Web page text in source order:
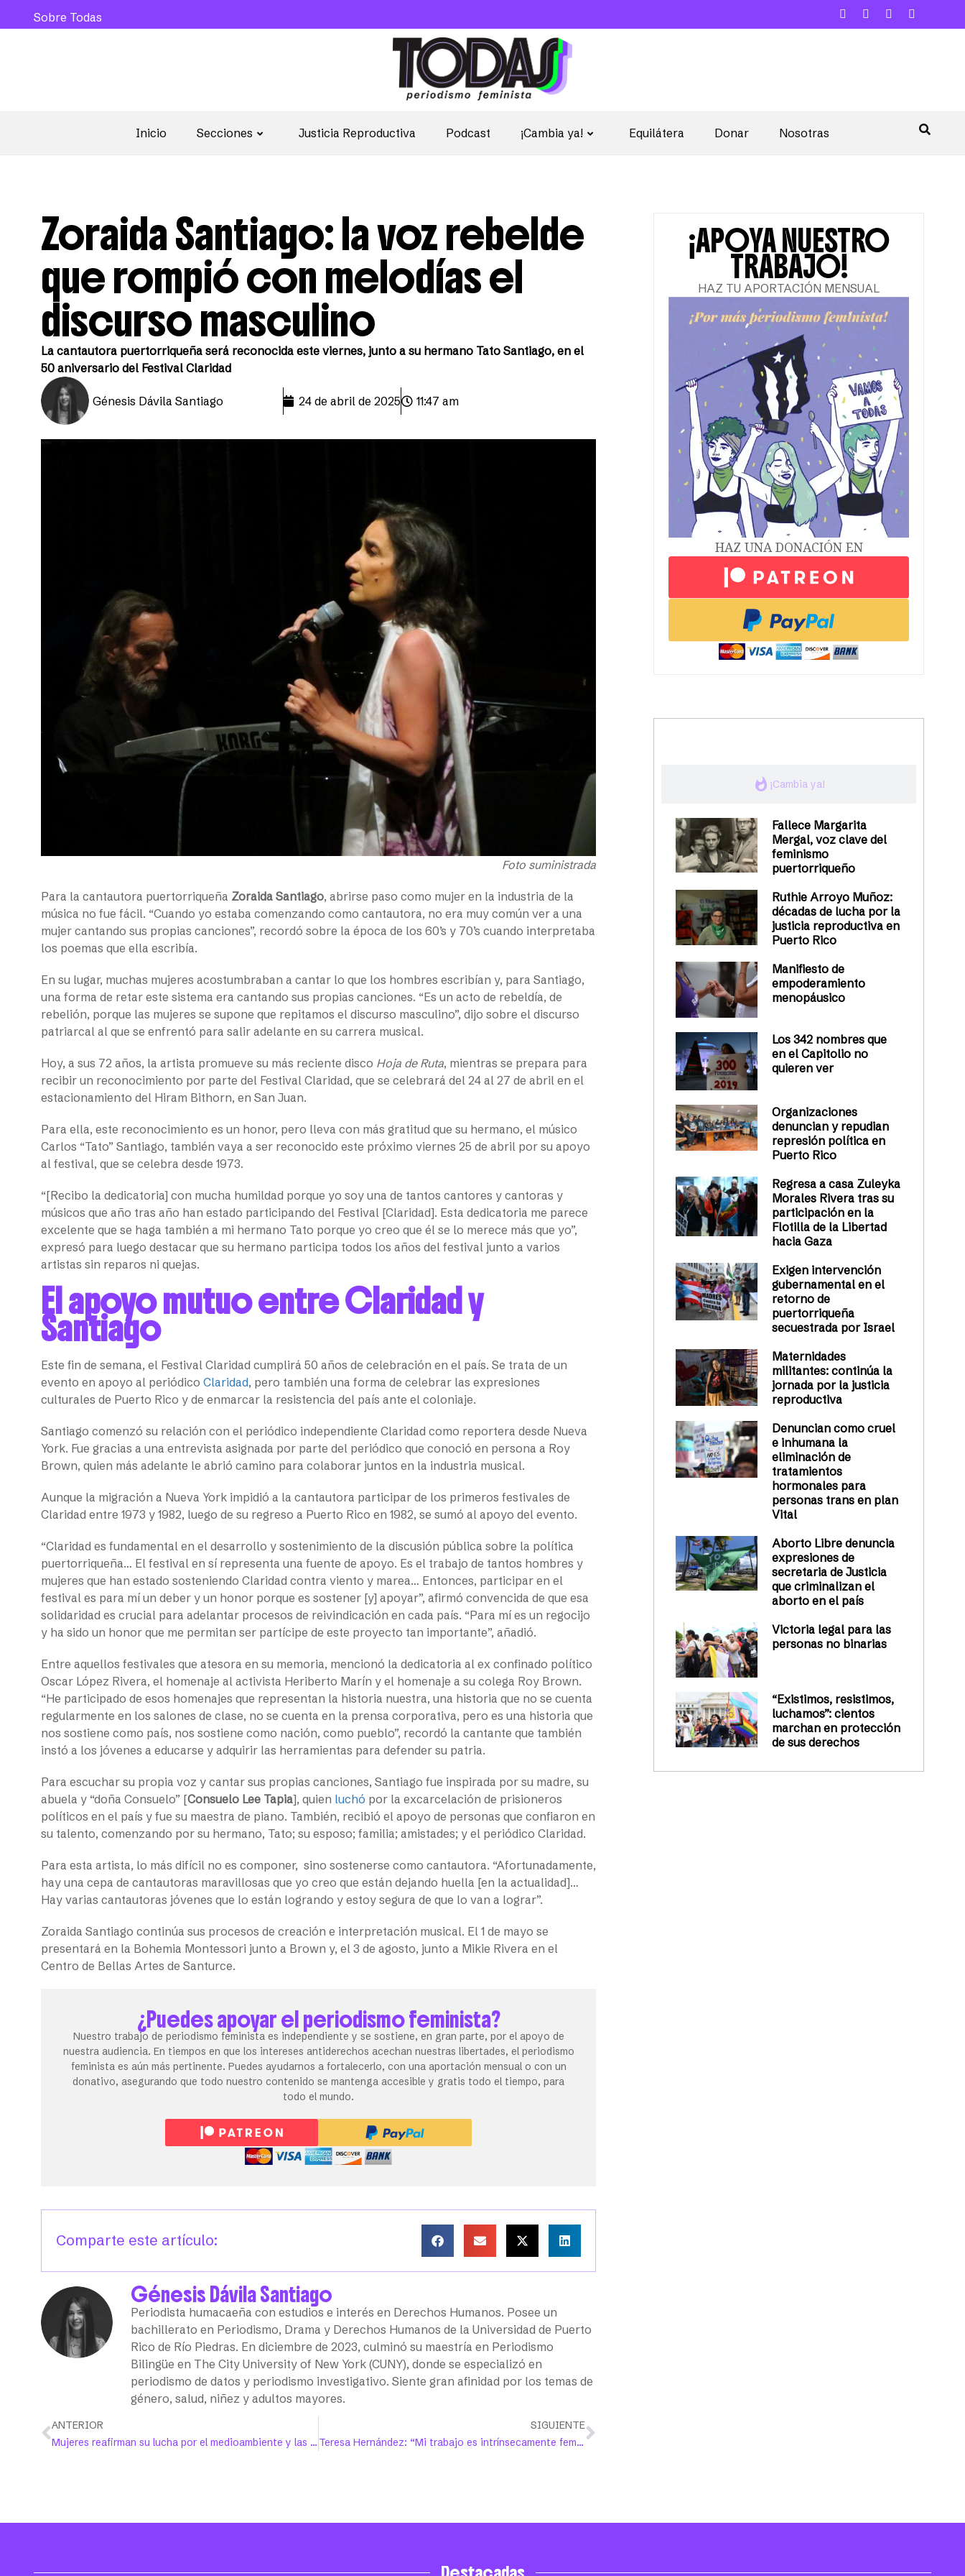
Inicio Secciones Justicia Reproductiva Podcast ¡Cambia ya! Equilátera Donar Nosotras
Sobre Todas
Zoraida Santiago: la voz rebelde
que rompió con melodías el
discurso masculino
La cantautora puertorriqueña será reconocida este viernes, junto a su hermano Tato Santiago, en el
50 aniversario del Festival Claridad
Génesis Dávila Santiago 24 de abril de 2025 11:47 am
Foto suministrada
Para la cantautora puertorriqueña Zoraida Santiago, abrirse paso como mujer en la industria de la
música no fue fácil. “Cuando yo estaba comenzando como cantautora, no era muy común ver a una
mujer cantando sus propias canciones”, recordó sobre la época de los 60’s y 70’s cuando interpretaba
los poemas que ella escribía.
En su lugar, muchas mujeres acostumbraban a cantar lo que los hombres escribían y, para Santiago,
una forma de retar este sistema era cantando sus propias canciones. “Es un acto de rebeldía, de
rebelión, porque las mujeres se supone que repitamos el discurso masculino”, dijo sobre el discurso
patriarcal al que se enfrentó para salir adelante en su carrera musical.
Hoy, a sus 72 años, la artista promueve su más reciente disco Hoja de Ruta, mientras se prepara para
recibir un reconocimiento por parte del Festival Claridad, que se celebrará del 24 al 27 de abril en el
estacionamiento del Hiram Bithorn, en San Juan.
Para ella, este reconocimiento es un honor, pero lleva con más gratitud que su hermano, el músico
Carlos “Tato” Santiago, también vaya a ser reconocido este próximo viernes 25 de abril por su apoyo
al festival, que se celebra desde 1973.
“[Recibo la dedicatoria] con mucha humildad porque yo soy una de tantos cantores y cantoras y
músicos que año tras año han estado participando del Festival [Claridad]. Esta dedicatoria me parece
excelente que se haga también a mi hermano Tato porque yo creo que él se lo merece más que yo”,
expresó para luego destacar que su hermano participa todos los años del festival junto a varios
artistas sin reparos ni quejas.
El apoyo mutuo entre Claridad y
Santiago
Este fin de semana, el Festival Claridad cumplirá 50 años de celebración en el país. Se trata de un
evento en apoyo al periódico Claridad, pero también una forma de celebrar las expresiones
culturales de Puerto Rico y de enmarcar la resistencia del país ante el coloniaje.
Santiago comenzó su relación con el periódico independiente Claridad como reportera desde Nueva
York. Fue gracias a una entrevista asignada por parte del periódico que conoció en persona a Roy
Brown, quien más adelante le abrió camino para colaborar juntos en la industria musical.
Aunque la migración a Nueva York impidió a la cantautora participar de los primeros festivales de
Claridad entre 1973 y 1982, luego de su regreso a Puerto Rico en 1982, se sumó al apoyo del evento.
“Claridad es fundamental en el desarrollo y sostenimiento de la discusión pública sobre la política
puertorriqueña… El festival en sí representa una fuente de apoyo. Es el trabajo de tantos hombres y
mujeres que han estado sosteniendo Claridad contra viento y marea… Entonces, participar en el
festival es para mí un deber y un honor porque es sostener [y] apoyar”, afirmó convencida de que esa
solidaridad es crucial para adelantar procesos de reivindicación en cada país. “Para mí es un regocijo
y ha sido un honor que me permitan ser partícipe de este proyecto tan importante”, añadió.
Entre aquellos festivales que atesora en su memoria, mencionó la dedicatoria al ex confinado político
Oscar López Rivera, el homenaje al activista Heriberto Marín y el homenaje a su colega Roy Brown.
“He participado de esos homenajes que representan la historia nuestra, una historia que no se cuenta
regularmente en los salones de clase, no se cuenta en la prensa corporativa, pero es una historia que
nos sostiene como país, nos sostiene como nación, como pueblo”, recordó la cantante que también
instó a los jóvenes a educarse y adquirir las herramientas para defender su patria.
Para escuchar su propia voz y cantar sus propias canciones, Santiago fue inspirada por su madre, su
abuela y “doña Consuelo” [Consuelo Lee Tapia], quien luchó por la excarcelación de prisioneros
políticos en el país y fue su maestra de piano. También, recibió el apoyo de personas que confiaron en
su talento, comenzando por su hermano, Tato; su esposo; familia; amistades; y el periódico Claridad.
Para esta artista, lo más difícil no es componer, sino sostenerse como cantautora. “Afortunadamente,
hay una cepa de cantautoras maravillosas que yo creo que están dejando huella [en la actualidad]…
Hay varias cantautoras jóvenes que lo están logrando y estoy segura de que lo van a lograr”.
Zoraida Santiago continúa sus procesos de creación e interpretación musical. El 1 de mayo se
presentará en la Bohemia Montessori junto a Brown y, el 3 de agosto, junto a Mikie Rivera en el
Centro de Bellas Artes de Santurce.
¿Puedes apoyar el periodismo feminista?
Nuestro trabajo de periodismo feminista es independiente y se sostiene, en gran parte, por el apoyo de
nuestra audiencia. En tiempos en que los intereses antiderechos acechan nuestras libertades, el periodismo
feminista es aún más pertinente. Puedes ayudarnos a fortalecerlo, con una aportación mensual o con un
donativo, asegurando que todo nuestro contenido se mantenga accesible y gratis todo el tiempo, para
todo el mundo.
Comparte este artículo:
Génesis Dávila Santiago
Periodista humacaeña con estudios e interés en Derechos Humanos. Posee un
bachillerato en Periodismo, Drama y Derechos Humanos de la Universidad de Puerto
Rico de Río Piedras. En diciembre de 2023, culminó su maestría en Periodismo
Bilingüe en The City University of New York (CUNY), donde se especializó en
periodismo de datos y periodismo investigativo. Siente gran afinidad por los temas de
género, salud, niñez y adultos mayores.
ANTERIOR
Mujeres reafirman su lucha por el medioambiente y las comunidades vulnerabilizadas
SIGUIENTE
Teresa Hernández: “Mi trabajo es intrínsecamente feminista”
¡APOYA NUESTRO
TRABAJO!
HAZ TU APORTACIÓN MENSUAL
HAZ UNA DONACIÓN EN
whatshot ¡Cambia ya!
Fallece Margarita
Mergal, voz clave del
feminismo
puertorriqueño
Ruthie Arroyo Muñoz:
décadas de lucha por la
justicia reproductiva en
Puerto Rico
Manifiesto de
empoderamiento
menopáusico
Los 342 nombres que
en el Capitolio no
quieren ver
Organizaciones
denuncian y repudian
represión política en
Puerto Rico
Regresa a casa Zuleyka
Morales Rivera tras su
participación en la
Flotilla de la Libertad
hacia Gaza
Exigen intervención
gubernamental en el
retorno de
puertorriqueña
secuestrada por Israel
Maternidades
militantes: continúa la
jornada por la justicia
reproductiva
Denuncian como cruel
e inhumana la
eliminación de
tratamientos
hormonales para
personas trans en plan
Vital
Aborto Libre denuncia
expresiones de
secretaria de Justicia
que criminalizan el
aborto en el país
Victoria legal para las
personas no binarias
“Existimos, resistimos,
luchamos”: cientos
marchan en protección
de sus derechos